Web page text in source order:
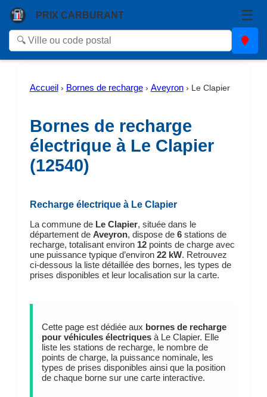
PRIX CARBURANT ☰
Accueil › Bornes de recharge› Aveyron› Le Clapier
Bornes de recharge
électrique à Le Clapier
(12540)
Recharge électrique à Le Clapier
La commune de Le Clapier, située dans le
département de Aveyron, dispose de 6stations de
recharge, totalisant environ 12points de charge avec
une puissance typique d’environ 22 kW. Retrouvez
ci-dessous la liste détaillée des bornes, les types de
prises disponibles et leur localisation sur la carte.
Cette page est dédiée aux bornes de recharge
pour véhicules électriquesà Le Clapier. Elle
liste les stations de recharge, le nombre de
points de charge, la puissance nominale, les
types de prises disponibles ainsi que la position
de chaque borne sur une carte interactive.